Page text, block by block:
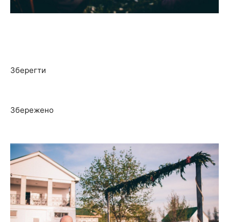
Зберегти
Збережено